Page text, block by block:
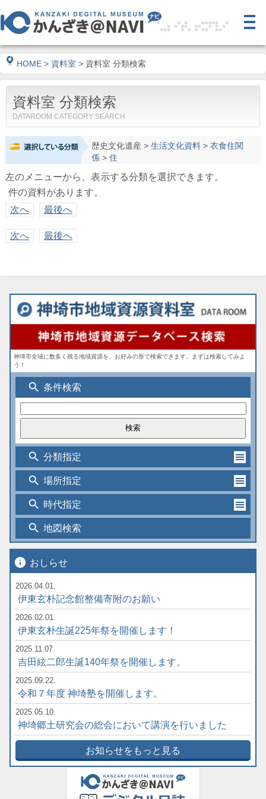
HOME > 資料室 > 資料室 分類検索
資料室 分類検索
DATAROOM CATEGORY SEARCH
歴史文化遺産> 生活文化資料> 衣食住関
係> 住
左のメニューから、表示する分類を選択できます。
件の資料があります。
次へ
最後へ
次へ 最後へ
神埼市全域に数多く残る地域資源を、お好みの形で検索できます。まずは検索してみよ
う！
search 条件検索
search 分類指定
search 場所指定
search 時代指定
search 地図検索
info おしらせ
2026.04.01.
伊東玄朴記念館整備寄附のお願い
2026.02.01.
伊東玄朴生誕225年祭を開催します！
2025.11.07.
吉田絃二郎生誕140年祭を開催します。
2025.09.22.
令和７年度 神埼塾を開催します。
2025.05.10.
神埼郷土研究会の総会において講演を行いました
お知らせをもっと見る